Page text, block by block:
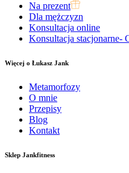
Na prezent
Dla mężczyzn
Konsultacja online
Konsultacja stacjonarne-
Więcej o Łukasz Jank
Metamorfozy
O mnie
Przepisy
Blog
Kontakt
Sklep Jankfitness